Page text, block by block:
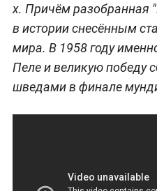
х. Причём разобранная
в истории снесённым
мира. В 1958 году
Пеле и великую победу
шведами в финале